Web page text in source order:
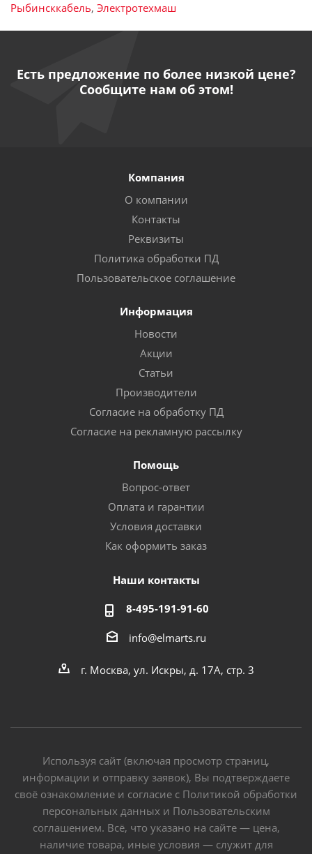
Рыбинсккабель, Электротехмаш
Есть предложение по более низкой цене?
Сообщите нам об этом!
Компания
О компании
Контакты
Реквизиты
Политика обработки ПД
Пользовательское соглашение
Информация
Новости
Акции
Статьи
Производители
Согласие на обработку ПД
Согласие на рекламную рассылку
Помощь
Вопрос-ответ
Оплата и гарантии
Условия доставки
Как оформить заказ
Наши контакты
8-495-191-91-60
info@elmarts.ru
г. Москва, ул. Искры, д. 17А, стр. 3
Используя сайт (включая просмотр страниц,
информации и отправку заявок), Вы подтверждаете
своё ознакомление и согласие с Политикой обработки
персональных данных и Пользовательским
соглашением. Всё, что указано на сайте — цена,
наличие товара, иные условия — служит для